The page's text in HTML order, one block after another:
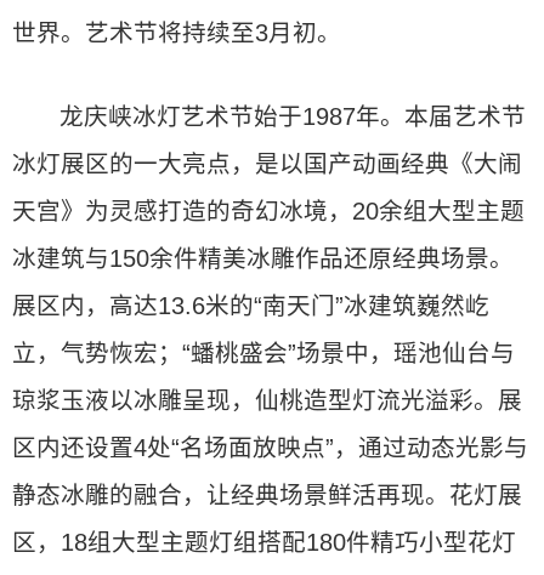
世界。艺术节将持续至3月初。
龙庆峡冰灯艺术节始于1987年。本届艺术节
冰灯展区的一大亮点，是以国产动画经典《大闹
天宫》为灵感打造的奇幻冰境，20余组大型主题
冰建筑与150余件精美冰雕作品还原经典场景。
展区内，高达13.6米的“南天门”冰建筑巍然屹
立，气势恢宏；“蟠桃盛会”场景中，瑶池仙台与
琼浆玉液以冰雕呈现，仙桃造型灯流光溢彩。展
区内还设置4处“名场面放映点”，通过动态光影与
静态冰雕的融合，让经典场景鲜活再现。花灯展
区，18组大型主题灯组搭配180件精巧小型花灯